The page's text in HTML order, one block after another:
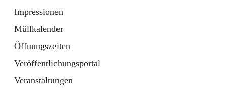
Impressionen
Müllkalender
Öffnungszeiten
Veröffentlichungsportal
Veranstaltungen
Bürgerservice
10 Schnellzugriffe